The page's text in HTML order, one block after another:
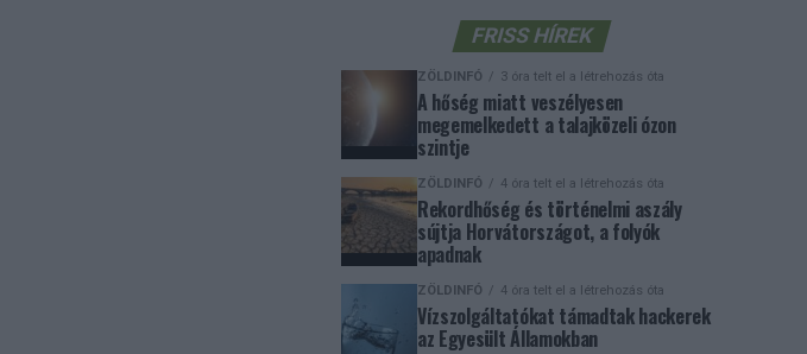
FRISS HÍREK
ZÖLDINFÓ 3 óra telt el a létrehozás óta
A hőség miatt veszélyesen
megemelkedett a talajközeli ózon
szintje
ZÖLDINFÓ 4 óra telt el a létrehozás óta
Rekordhőség és történelmi aszály
sújtja Horvátországot, a folyók
apadnak
ZÖLDINFÓ 4 óra telt el a létrehozás óta
Vízszolgáltatókat támadtak hackerek
az Egyesült Államokban